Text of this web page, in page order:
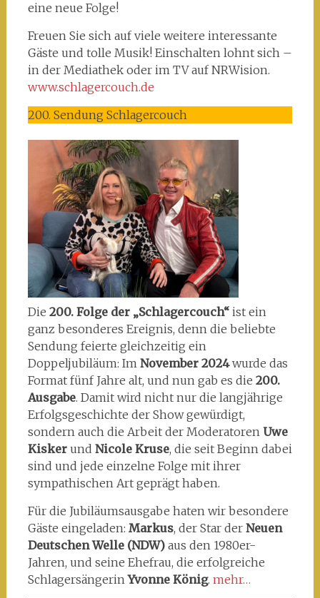
eine neue Folge!
Freuen Sie sich auf viele weitere interessante
Gäste und tolle Musik! Einschalten lohnt sich –
in der Mediathek oder im TV auf NRWision.
www.schlagercouch.de
200. Sendung Schlagercouch
Die 200. Folge der „Schlagercouch“ist ein
ganz besonderes Ereignis, denn die beliebte
Sendung feierte gleichzeitig ein
Doppeljubiläum: Im November 2024wurde das
Format fünf Jahre alt, und nun gab es die 200.
Ausgabe. Damit wird nicht nur die langjährige
Erfolgsgeschichte der Show gewürdigt,
sondern auch die Arbeit der Moderatoren Uwe
Kiskerund Nicole Kruse, die seit Beginn dabei
sind und jede einzelne Folge mit ihrer
sympathischen Art geprägt haben.
Für die Jubiläumsausgabe haten wir besondere
Gäste eingeladen: Markus, der Star der Neuen
Deutschen Welle (NDW)aus den 1980er-
Jahren, und seine Ehefrau, die erfolgreiche
SchlagersängerinYvonne König. mehr…